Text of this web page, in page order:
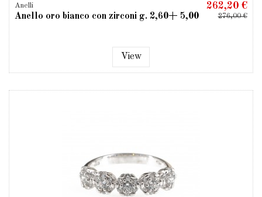
Anelli
Anello oro bianco con zirconi g. 2,60+ 5,00
262,20 €
276,00 €
View